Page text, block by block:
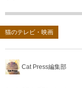
猫のテレビ・映画
Cat Press編集部